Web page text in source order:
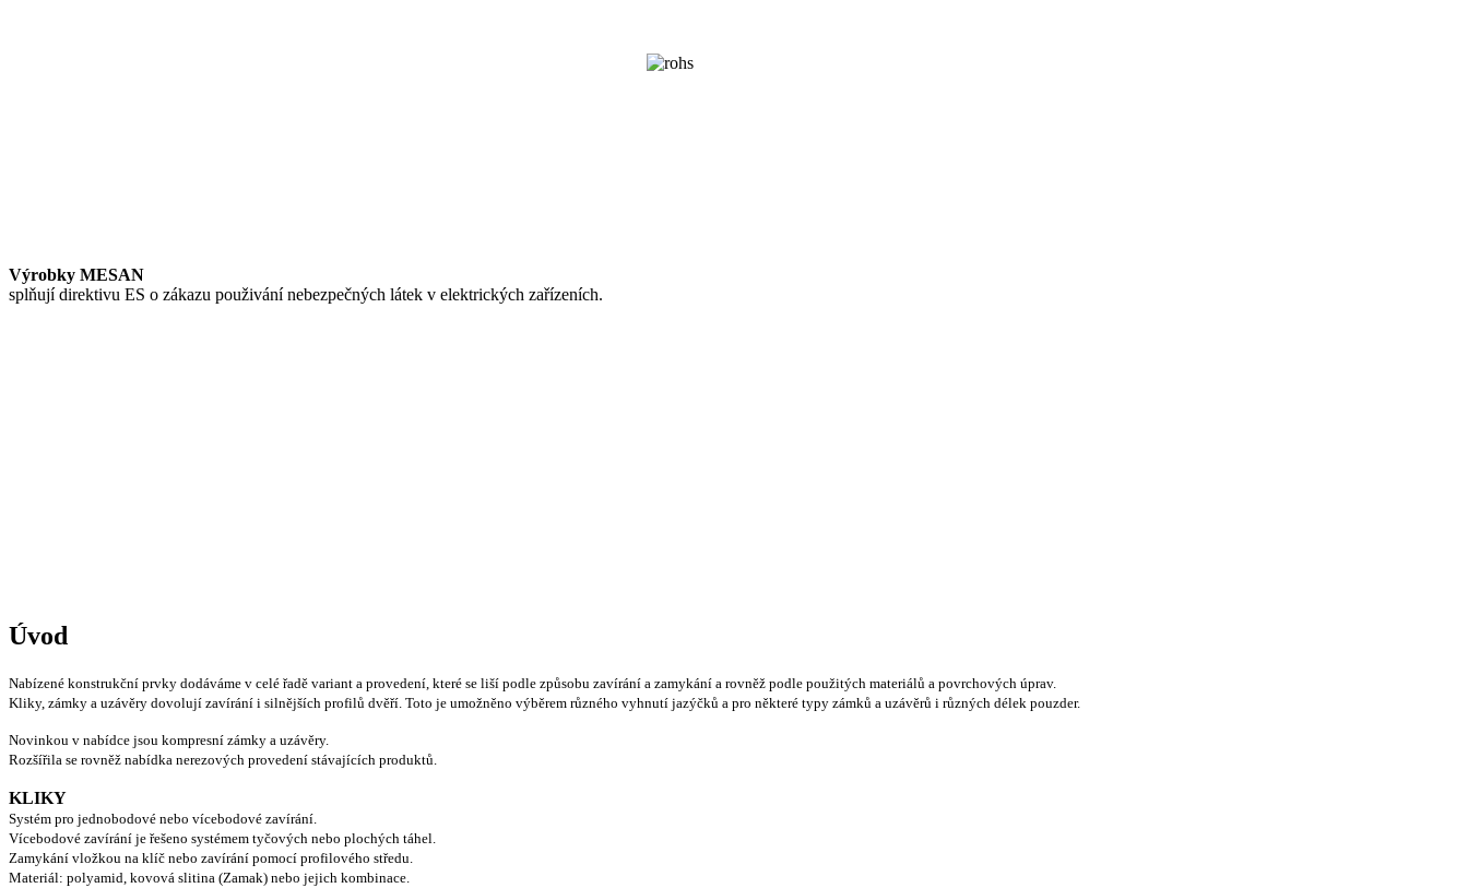
Výrobky MESAN
splňují direktivu ES o zákazu použivání nebezpečných látek v elektrických zařízeních.
Úvod
Nabízené konstrukční prvky dodáváme v celé řadě variant a provedení, které se liší podle způsobu zavírání a zamykání a rovněž podle použitých materiálů a povrchových úprav.
Kliky, zámky a uzávěry dovolují zavírání i silnějších profilů dvěří. Toto je umožněno výběrem různého vyhnutí jazýčků a pro některé typy zámků a uzávěrů i různých délek pouzder.
Novinkou v nabídce jsou kompresní zámky a uzávěry.
Rozšířila se rovněž nabídka nerezových provedení stávajících produktů.
KLIKY
Systém pro jednobodové nebo vícebodové zavírání.
Vícebodové zavírání je řešeno systémem tyčových nebo plochých táhel.
Zamykání vložkou na klíč nebo zavírání pomocí profilového středu.
Materiál: polyamid, kovová slitina (Zamak) nebo jejich kombinace.